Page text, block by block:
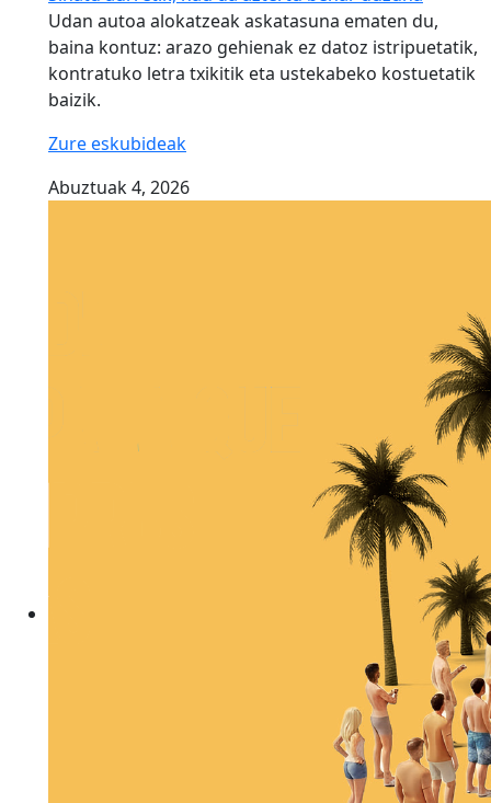
Udan autoa alokatzeak askatasuna ematen du,
baina kontuz: arazo gehienak ez datoz istripuetatik,
kontratuko letra txikitik eta ustekabeko kostuetatik
baizik.
Zure eskubideak
Abuztuak 4, 2026